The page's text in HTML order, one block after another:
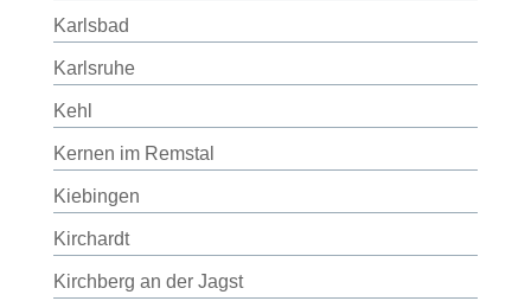
Karlsbad
Karlsruhe
Kehl
Kernen im Remstal
Kiebingen
Kirchardt
Kirchberg an der Jagst